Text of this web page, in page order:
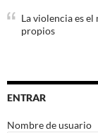
La violencia es el
propios
ENTRAR
Nombre de usuario